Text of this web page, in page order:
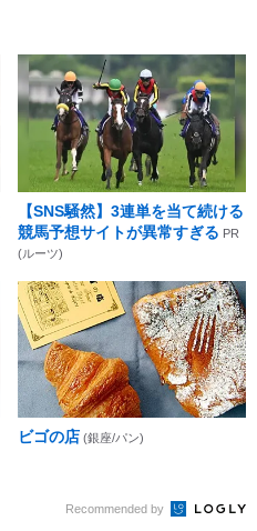
【SNS騒然】3連単を当て続ける
競馬予想サイトが異常すぎる PR
(ルーツ)
ビゴの店 (銀座/パン)
Recommended by